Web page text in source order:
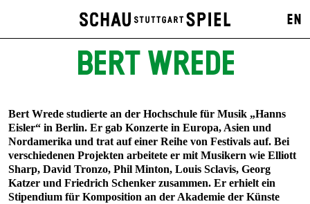
EN
BERT WREDE
Bert Wrede studierte an der Hochschule für Musik „Hanns
Eisler“ in Berlin. Er gab Konzerte in Europa, Asien und
Nordamerika und trat auf einer Reihe von Festivals auf. Bei
verschiedenen Projekten arbeitete er mit Musikern wie Elliott
Sharp, David Tronzo, Phil Minton, Louis Sclavis, Georg
Katzer und Friedrich Schenker zusammen. Er erhielt ein
Stipendium für Komposition an der Akademie der Künste